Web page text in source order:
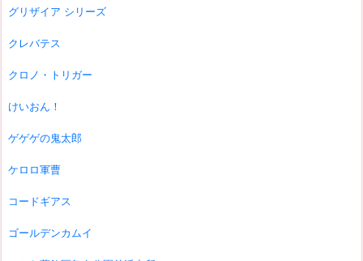
グリザイア シリーズ
クレバテス
クロノ・トリガー
けいおん！
ゲゲゲの鬼太郎
ケロロ軍曹
コードギアス
ゴールデンカムイ